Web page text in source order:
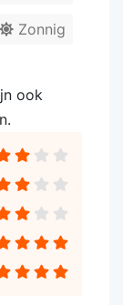
Zonnig
ook